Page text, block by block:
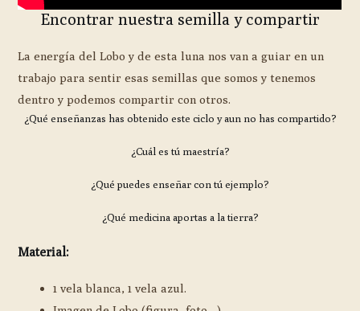
Encontrar nuestra semilla y compartir
La energía del Lobo y de esta luna nos van a guiar en un
trabajo para sentir esas semillas que somos y tenemos
dentro y podemos compartir con otros.
¿Qué enseñanzas has obtenido este ciclo y aun no has compartido?
¿Cuál es tú maestría?
¿Qué puedes enseñar con tú ejemplo?
¿Qué medicina aportas a la tierra?
Material:
1 vela blanca, 1 vela azul.